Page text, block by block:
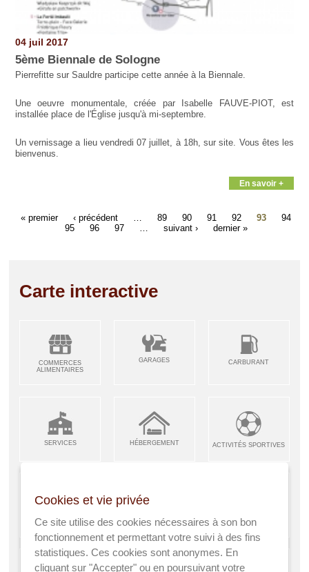
04 juil 2017
5ème Biennale de Sologne
Pierrefitte sur Sauldre participe cette année à la Biennale.
Une oeuvre monumentale, créée par Isabelle FAUVE-PIOT, est
installée place de l'Église jusqu'à mi-septembre.
Un vernissage a lieu vendredi 07 juillet, à 18h, sur site. Vous êtes les
bienvenus.
En savoir +
« premier ‹ précédent 89 90 91 92 93
94
95
96 97 suivant › dernier »
Carte interactive
COMMERCES
ALIMENTAIRES
GARAGES CARBURANT
SERVICES HÉBERGEMENT ACTIVITÉS SPORTIVES
ARTISANS &
INDUSTRIES
RESTAURANTS CAFÉS ENFANCE JEUNESSE
Cookies et vie privée
Ce site utilise des cookies nécessaires à son bon
fonctionnement et permettant votre suivi à des fins
statistiques. Ces cookies sont anonymes. En
cliquant sur "Accepter" ou en poursuivant votre